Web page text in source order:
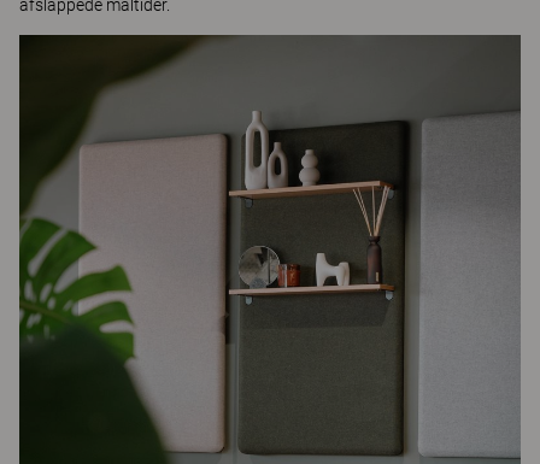
afslappede måltider.